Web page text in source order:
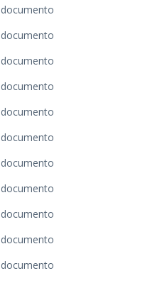
documento
documento
documento
documento
documento
documento
documento
documento
documento
documento
documento